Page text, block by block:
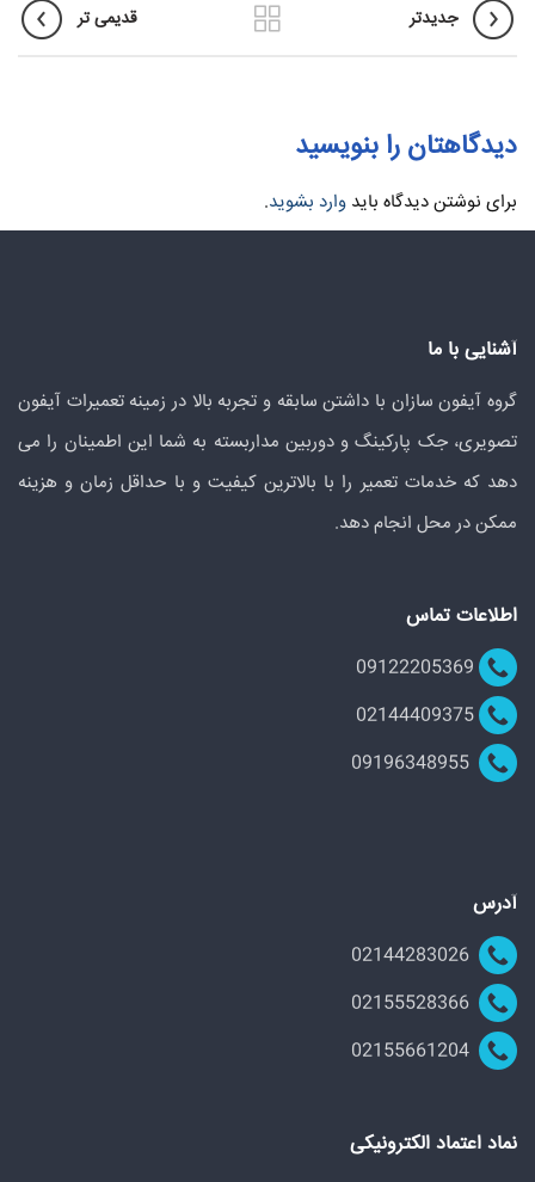
جدیدتر قدیمی تر
دیدگاهتان را بنویسید
برای نوشتن دیدگاه باید وارد بشوید.
آشنایی با ما
گروه آیفون سازان با داشتن سابقه و تجربه بالا در زمینه تعمیرات آیفون
تصویری، جک پارکینگ و دوربین مداربسته به شما این اطمینان را می
دهد که خدمات تعمیر را با بالاترین کیفیت و با حداقل زمان و هزینه
ممکن در محل انجام دهد.
اطلاعات تماس
آدرس
نماد اعتماد الکترونیکی